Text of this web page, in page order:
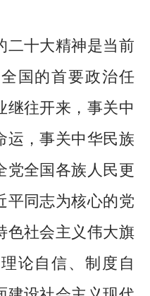
十大精神是当前
国的首要政治任
继往开来，事关中
运，事关中华民族
党全国各族人民更
平同志为核心的党
色社会主义伟大旗
论自信、制度自